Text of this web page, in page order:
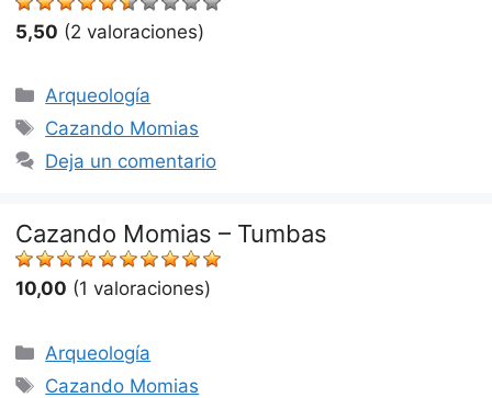
5,50 (2 valoraciones)
Categorías
Arqueología
Etiquetas
Cazando Momias
Deja un comentario
Cazando Momias – Tumbas
10,00 (1 valoraciones)
Categorías
Arqueología
Etiquetas
Cazando Momias